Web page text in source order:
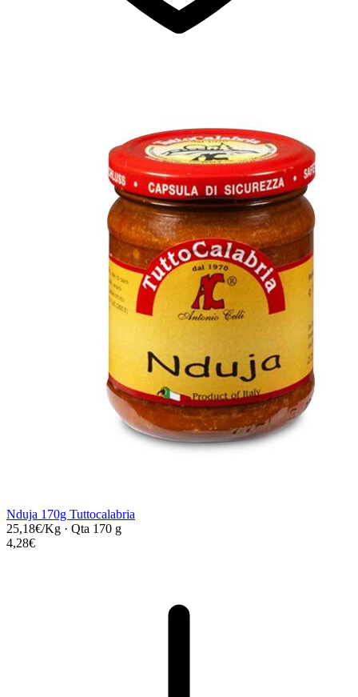
Nduja 170g Tuttocalabria
25,18€/Kg · Qta 170 g
4,28€